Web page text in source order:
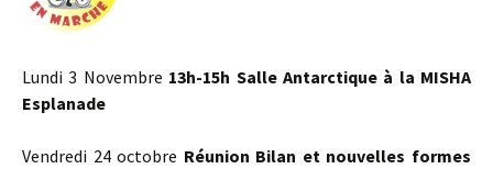
Lundi 3 Novembre 13h-15h Salle Antarctique à la MISHA
Esplanade
Vendredi 24 octobre Réunion Bilan et nouvelles formes